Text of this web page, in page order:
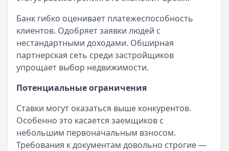
Банк гибко оценивает платежеспособность
клиентов. Одобряет заявки людей с
нестандартными доходами. Обширная
партнерская сеть среди застройщиков
упрощает выбор недвижимости.
Потенциальные ограничения
Ставки могут оказаться выше конкурентов.
Особенно это касается заемщиков с
небольшим первоначальным взносом.
Требования к документам довольно строгие —